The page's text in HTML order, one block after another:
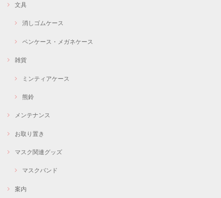
文具
消しゴムケース
ペンケース・メガネケース
雑貨
ミンティアケース
熊鈴
メンテナンス
お取り置き
マスク関連グッズ
マスクバンド
案内